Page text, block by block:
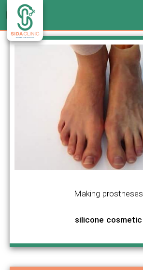
Making prostheses
silicone cosmetic